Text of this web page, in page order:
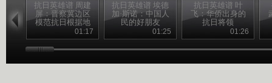
抗日英雄谱 周建
屏：晋察冀边区
模范抗日根据地
的创建人01:17
抗日英雄谱 埃德
加·斯诺：中国人
民的好朋友
01:25
抗日英雄谱 叶
飞：华侨出身的
抗日将领
01:26